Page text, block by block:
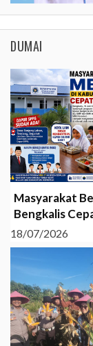
DUMAI
Masyarakat
Bengkalis
18/07/2026